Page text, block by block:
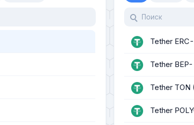
Tether
Tether
Tether TON
Tether